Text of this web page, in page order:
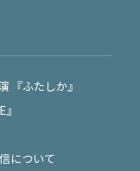
『ふたしか』
について